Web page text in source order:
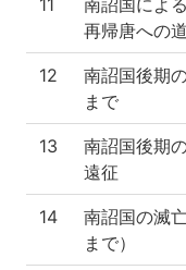
再帰唐への
12
南詔国後期
まで
13
南詔国後期
遠征
14
南詔国の滅
まで）